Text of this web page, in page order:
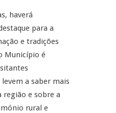
haverá
para a
e tradições
Município é
a saber mais
região e sobre a
rural e